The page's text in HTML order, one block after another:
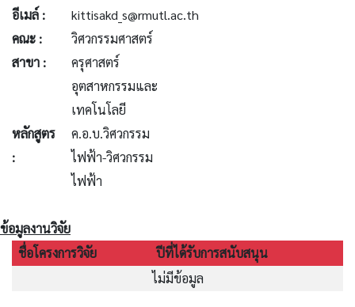
อีเมล์ :
kittisakd_s@rmutl.ac.th
คณะ :
วิศวกรรมศาสตร์
สาขา :
ครุศาสตร์
อุตสาหกรรมและ
เทคโนโลยี
หลักสูตร
:
ค.อ.บ.วิศวกรรม
ไฟฟ้า-วิศวกรรม
ไฟฟ้า
ข้อมูลงานวิจัย
ชื่อโครงการวิจัย
ปีที่ได้รับการสนับสนุน
ไม่มีข้อมูล